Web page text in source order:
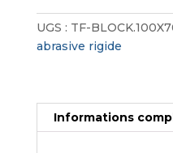
UGS : TF-
abrasive rigide
Informations